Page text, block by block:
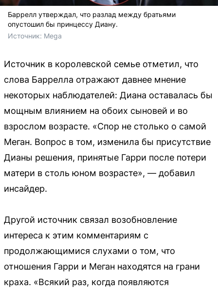
Баррелл утверждал, что разлад между братьями
опустошил бы принцессу Диану.
Источник: Mega
Источник в королевской семье отметил, что
слова Баррелла отражают давнее мнение
некоторых наблюдателей: Диана оставалась бы
мощным влиянием на обоих сыновей и во
взрослом возрасте. «Спор не столько о самой
Меган. Вопрос в том, изменила бы присутствие
Дианы решения, принятые Гарри после потери
матери в столь юном возрасте», — добавил
инсайдер.
Другой источник связал возобновление
интереса к этим комментариям с
продолжающимися слухами о том, что
отношения Гарри и Меган находятся на грани
краха. «Всякий раз, когда появляются